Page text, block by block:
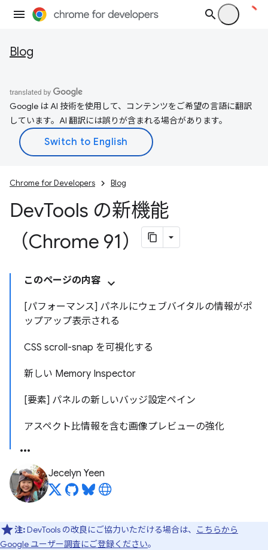
Blog
Google は AI 技術を使用して、コンテンツをご希望の言語に翻訳
しています。AI 翻訳には誤りが含まれる場合があります。
Chrome for Developers Blog
DevTools の新機能
（Chrome 91）
このページの内容
[パフォーマンス] パネルにウェブバイタルの情報がポ
ップアップ表示される
CSS scroll-snap を可視化する
新しい Memory Inspector
[要素] パネルの新しいバッジ設定ペイン
アスペクト比情報を含む画像プレビューの強化
Jecelyn Yeen
注:DevTools の改良にご協力いただける場合は、
こちらから
Google ユーザー調査にご登録ください。